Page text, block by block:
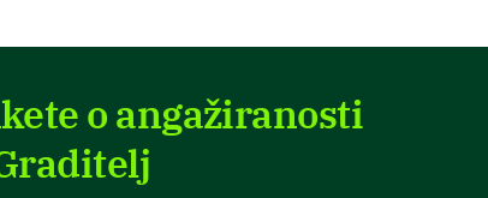
o angažiranosti